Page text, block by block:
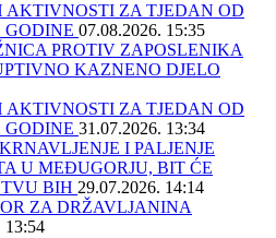
AKTIVNOSTI ZA TJEDAN OD
GODINE 07.08.2026. 15:35
PROTIV ZAPOSLENIKA
KAZNENO DJELO
AKTIVNOSTI ZA TJEDAN OD
GODINE 31.07.2026. 13:34
I PALJENJE
U MEĐUGORJU, BIT ĆE
BIH 29.07.2026. 14:14
ZA DRŽAVLJANINA
13:54